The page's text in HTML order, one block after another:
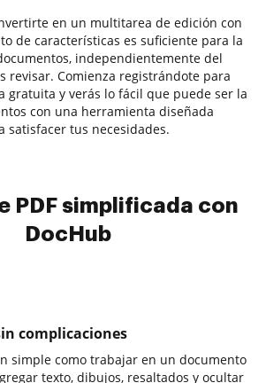
en un multitarea de edición con
de características es suficiente para la
independientemente del
revisar. Comienza registrándote para
gratuita y verás lo fácil que puede ser la
con una herramienta diseñada
satisfacer tus necesidades.
PDF simplificada con
DocHub
complicaciones
simple como trabajar en un documento
texto, dibujos, resaltados y ocultar